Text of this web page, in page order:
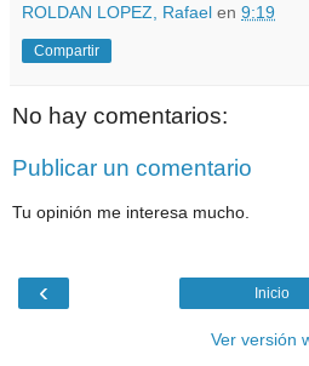
ROLDAN LOPEZ, Rafael en 9:19
Compartir
No hay comentarios:
Publicar un comentario
Tu opinión me interesa mucho.
‹ Inicio
Ver versión